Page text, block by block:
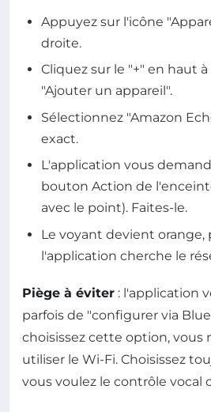
Appuyez sur l'icône
droite.
Cliquez sur le "+" en haut
"Ajouter un appareil".
Sélectionnez "Amazon
exact.
L'application vous
bouton Action de
avec le point). Faites-le.
Le voyant devient orange,
l'application cherche le
Piège à éviter : l'application
parfois de "configurer via
choisissez cette option, vous
utiliser le Wi-Fi. Choisissez
vous voulez le contrôle vocal